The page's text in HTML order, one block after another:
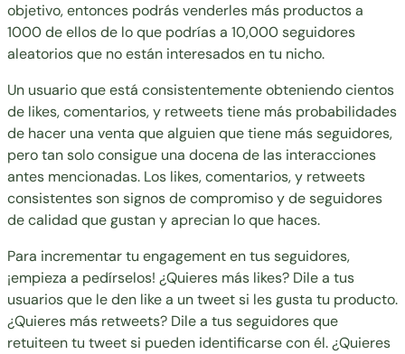
objetivo, entonces podrás venderles más productos a
1000 de ellos de lo que podrías a 10,000 seguidores
aleatorios que no están interesados en tu nicho.
Un usuario que está consistentemente obteniendo cientos
de likes, comentarios, y retweets tiene más probabilidades
de hacer una venta que alguien que tiene más seguidores,
pero tan solo consigue una docena de las interacciones
antes mencionadas. Los likes, comentarios, y retweets
consistentes son signos de compromiso y de seguidores
de calidad que gustan y aprecian lo que haces.
Para incrementar tu engagement en tus seguidores,
¡empieza a pedírselos! ¿Quieres más likes? Dile a tus
usuarios que le den like a un tweet si les gusta tu producto.
¿Quieres más retweets? Dile a tus seguidores que
retuiteen tu tweet si pueden identificarse con él. ¿Quieres